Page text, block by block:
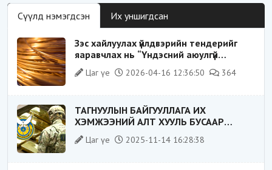
Сүүлд нэмэгдсэн Их уншигдсан
Зэс хайлуулах үйлдвэрийн тендерийг
яаравчлах нь “Үндэсний аюулгүй
байдал“-д эрсдэлтэй юу?
Цаг үе 2026-04-16 12:36:50 364
ТАГНУУЛЫН БАЙГУУЛЛАГА ИХ
ХЭМЖЭЭНИЙ АЛТ ХУУЛЬ БУСААР
ХИЛЭЭР ГАРГАХ ГЭЖ БАЙСАН
ҮЙЛДЛИЙГ ТАСЛАН ЗОГСООЛОО
Цаг үе 2025-11-14 16:28:38